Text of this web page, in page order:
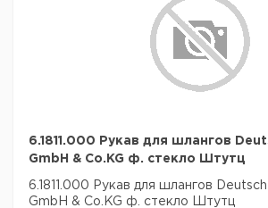
6.1811.000 Рукав для шлангов
GmbH & Co.KG ф. стекло Штутц
6.1811.000 Рукав для шлангов
GmbH & Co.KG ф. стекло Штутц